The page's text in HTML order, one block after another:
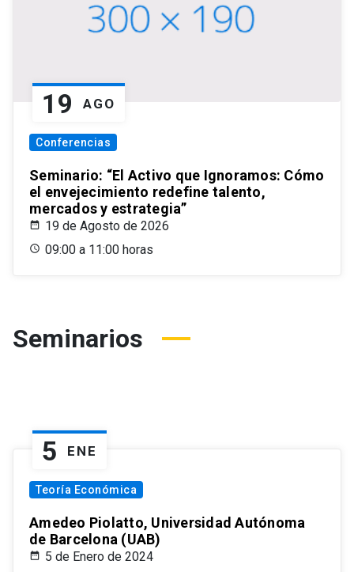
19 AGO
Conferencias
Seminario: “El Activo que Ignoramos: Cómo
el envejecimiento redefine talento,
mercados y estrategia”
19 de Agosto de 2026
09:00 a 11:00 horas
Seminarios
5 ENE
Teoría Económica
Amedeo Piolatto, Universidad Autónoma
de Barcelona (UAB)
5 de Enero de 2024